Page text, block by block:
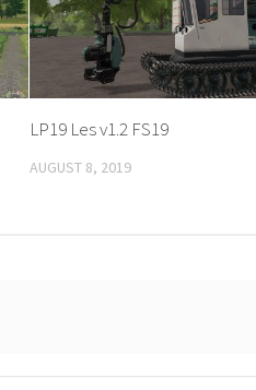
LP19 Les v1.2 FS19
AUGUST 8, 2019